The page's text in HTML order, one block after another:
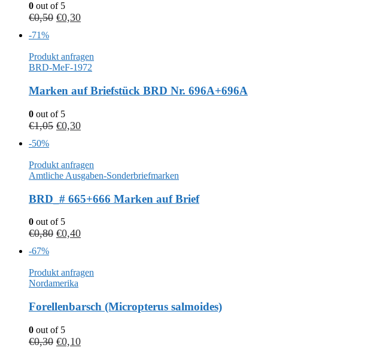
0 out of 5
€0,50 €0,30
-71%
Produkt anfragen
BRD-MeF-1972
Marken auf Briefstück BRD Nr. 696A+696A
0 out of 5
€1,05 €0,30
-50%
Produkt anfragen
Amtliche Ausgaben-Sonderbriefmarken
BRD_# 665+666 Marken auf Brief
0 out of 5
€0,80 €0,40
-67%
Produkt anfragen
Nordamerika
Forellenbarsch (Micropterus salmoides)
0 out of 5
€0,30 €0,10